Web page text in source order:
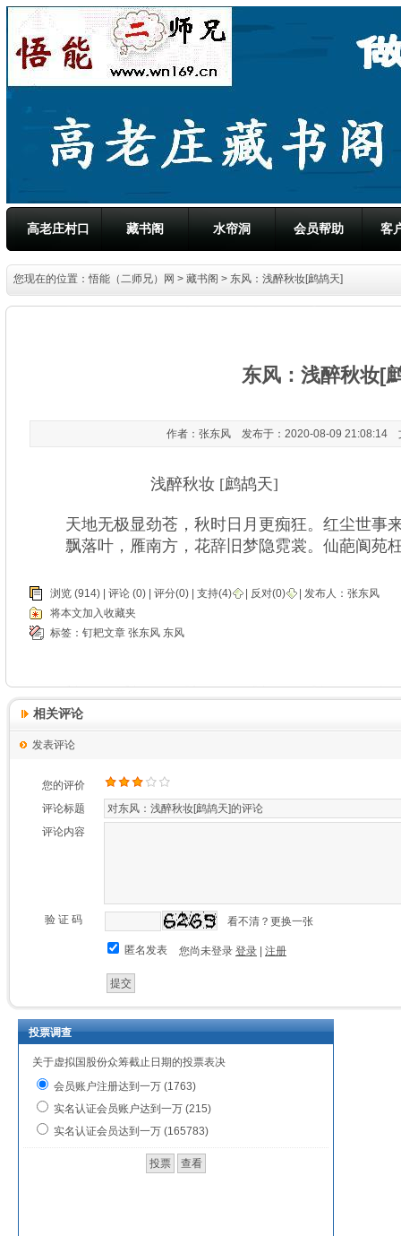
高老庄村口 藏书阁 水帘洞 会员帮助 客
您现在的位置：悟能（二师兄）网 > 藏书阁 > 东风：浅醉秋妆[鹧鸪天]
东风：浅醉秋妆[
作者：张东风 发布于：2020-08-09 21:08:14
浅醉秋妆 [鹧鸪天]
天地无极显劲苍，秋时日月更痴狂。红尘世事
飘落叶，雁南方，花辞旧梦隐霓裳。仙葩阆苑
浏览 (914) | 评论 (0) | 评分(0) | 支持(4) 反对(0) | 发布人： 张东风
将本文加入收藏夹
标签： 钉耙文章 张东风 东风
相关评论
发表评论
您的评价
评论标题
评论内容
验 证 码 看不清？更换一张
匿名发表 您尚未登录 登录 注册
投票调查
关于虚拟国股份众筹截止日期的投票表决
会员账户注册达到一万 (1763)
实名认证会员账户达到一万 (215)
实名认证会员达到一万 (165783)